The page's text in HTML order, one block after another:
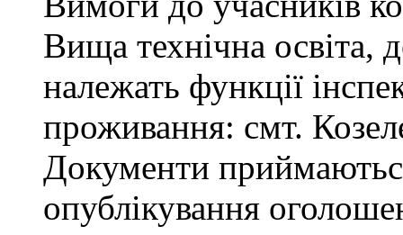
Вища технічна освіта,
належать функції
проживання: смт.
Документи
опублікування